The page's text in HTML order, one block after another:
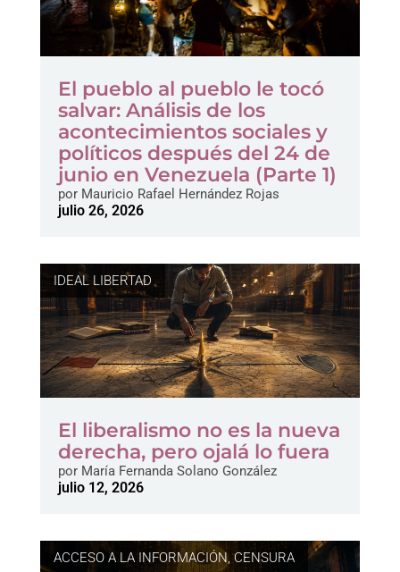
El pueblo al pueblo le tocó
salvar: Análisis de los
acontecimientos sociales y
políticos después del 24 de
junio en Venezuela (Parte 1)
porMauricio Rafael Hernández Rojas
julio 26, 2026
IDEAL LIBERTAD
El liberalismo no es la nueva
derecha, pero ojalá lo fuera
porMaría Fernanda Solano González
julio 12, 2026
ACCESO A LA INFORMACIÓN,CENSURA